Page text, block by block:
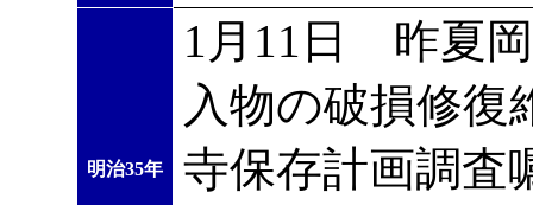
明治35年
1月11日 昨夏
入物の破損修復
寺保存計画調査